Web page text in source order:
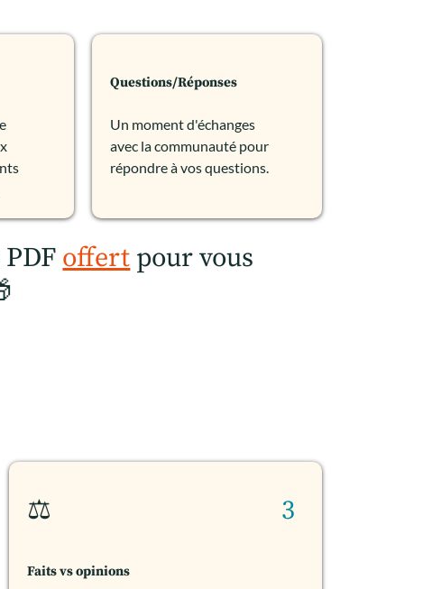
Questions/Réponses
Un moment d'échanges
avec la communauté pour
répondre à vos questions.
offert pour vous
⚖️
Faits vs opinions
3